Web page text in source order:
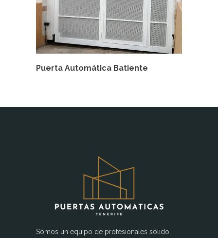
Puerta Automática Batiente
Somos un equipo de profesionales sólido,